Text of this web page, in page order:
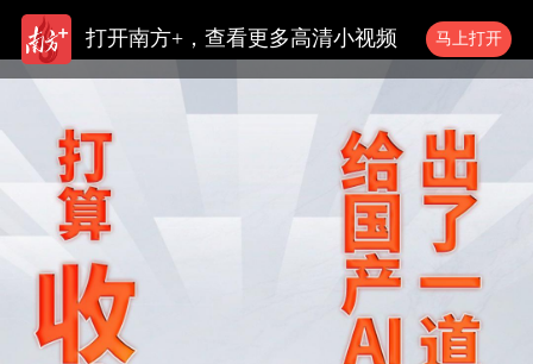
打开南方+，查看更多高清小视频 马上打开